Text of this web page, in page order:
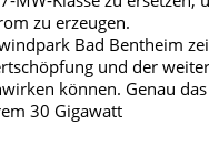
zu erzeugen.
Bad Bentheim
und der
können. Genau das
30 Gigawatt